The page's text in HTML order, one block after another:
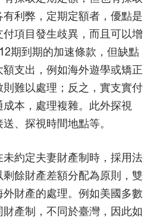
利弊，定期定額者，優點是
項目發生歧異，而且可以增
期到期的加速條款，但缺點
支出，例如海外遊學或矯正
難以處理；反之，實支實付
本，處理複雜。此外探視
、探視時間地點等。
約定夫妻財產制時，採用法
餘財產差額分配為原則，雙
財產的處理。例如美國多數
產制，不同於臺灣，因此如